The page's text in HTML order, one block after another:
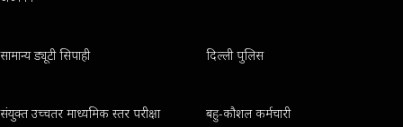
सामान्य ड्यूटी सिपाही दिल्ली पुलिस
संयुक्त उच्चतर माध्यमिक स्तर परीक्षा बहु-कौशल कर्मचारी